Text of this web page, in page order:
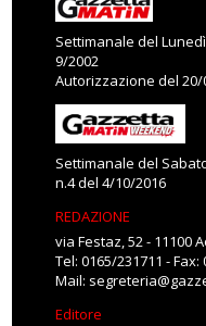
Settimanale del
9/2002
Autorizzazione del 20/
Settimanale del
n.4 del 4/10/2016
REDAZIONE
via Festaz, 52 - 11100
Tel: 0165/231711 - Fax:
Mail:
Editore